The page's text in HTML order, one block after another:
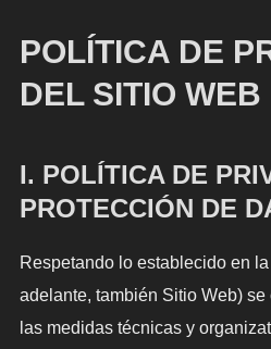
POLÍTICA DE
DEL SITIO WEB
I. POLÍTICA DE
PROTECCIÓN DE
Respetando lo establecido en
adelante, también Sitio Web)
las medidas técnicas y